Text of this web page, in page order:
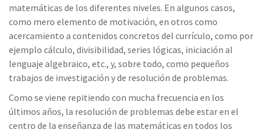
matemáticas de los diferentes niveles. En algunos casos,
como mero elemento de motivación, en otros como
acercamiento a contenidos concretos del currículo, como por
ejemplo cálculo, divisibilidad, series lógicas, iniciación al
lenguaje algebraico, etc., y, sobre todo, como pequeños
trabajos de investigación y de resolución de problemas.
Como se viene repitiendo con mucha frecuencia en los
últimos años, la resolución de problemas debe estar en el
centro de la enseñanza de las matemáticas en todos los